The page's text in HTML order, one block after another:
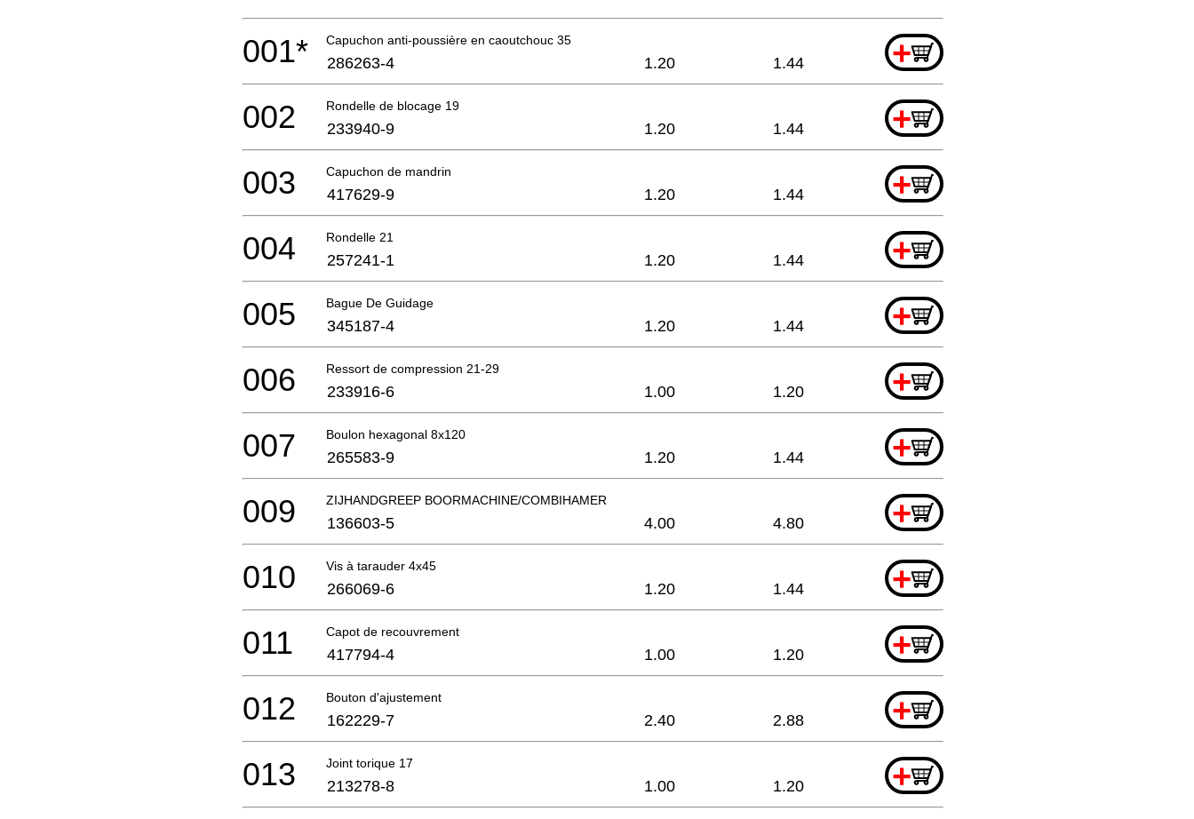
Capuchon anti-poussière en caoutchouc 35 +
001* 286263-4 1.20 1.44
Rondelle de blocage 19 +
002 233940-9 1.20 1.44
Capuchon de mandrin +
003 417629-9 1.20 1.44
Rondelle 21 +
004 257241-1 1.20 1.44
Bague De Guidage +
005 345187-4 1.20 1.44
Ressort de compression 21-29 +
006 233916-6 1.00 1.20
Boulon hexagonal 8x120 +
007 265583-9 1.20 1.44
ZIJHANDGREEP BOORMACHINE/COMBIHAMER +
009 136603-5 4.00 4.80
Vis à tarauder 4x45 +
010 266069-6 1.20 1.44
Capot de recouvrement +
011 417794-4 1.00 1.20
Bouton d'ajustement +
012 162229-7 2.40 2.88
Joint torique 17 +
013 213278-8 1.00 1.20